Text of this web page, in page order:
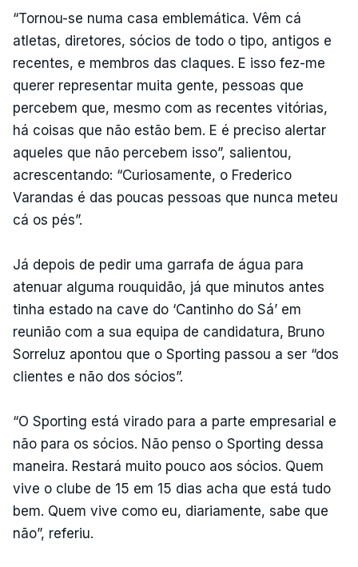
“Tornou-se numa casa emblemática. Vêm cá
atletas, diretores, sócios de todo o tipo, antigos e
recentes, e membros das claques. E isso fez-me
querer representar muita gente, pessoas que
percebem que, mesmo com as recentes vitórias,
há coisas que não estão bem. E é preciso alertar
aqueles que não percebem isso”, salientou,
acrescentando: “Curiosamente, o Frederico
Varandas é das poucas pessoas que nunca meteu
cá os pés”.
Já depois de pedir uma garrafa de água para
atenuar alguma rouquidão, já que minutos antes
tinha estado na cave do ‘Cantinho do Sá’ em
reunião com a sua equipa de candidatura, Bruno
Sorreluz apontou que o Sporting passou a ser “dos
clientes e não dos sócios”.
“O Sporting está virado para a parte empresarial e
não para os sócios. Não penso o Sporting dessa
maneira. Restará muito pouco aos sócios. Quem
vive o clube de 15 em 15 dias acha que está tudo
bem. Quem vive como eu, diariamente, sabe que
não”, referiu.